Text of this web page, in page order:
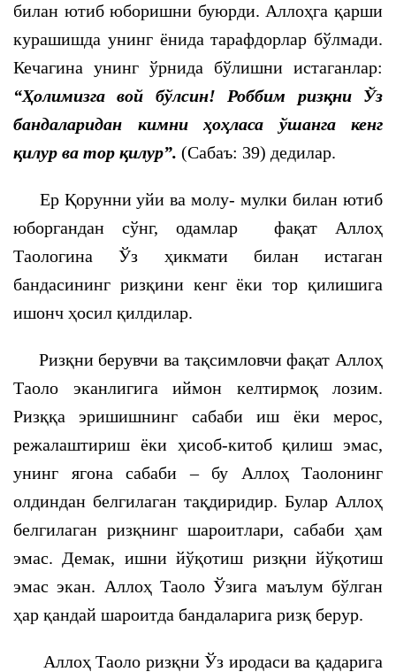
билан ютиб юборишни буюрди. Аллоҳга қарши
курашишда унинг ёнида тарафдорлар бўлмади.
Кечагина унинг ўрнида бўлишни истаганлар:
“Ҳолимизга вой бўлсин! Роббим ризқни Ўз
бандаларидан кимни ҳоҳласа ўшанга кенг
қилур ва тор қилур”. (Сабаъ: 39) дедилар.
Ер Қорунни уйи ва молу- мулки билан ютиб
юборгандан сўнг, одамлар фақат Аллоҳ
Таологина Ўз ҳикмати билан истаган
бандасининг ризқини кенг ёки тор қилишига
ишонч ҳосил қилдилар.
Ризқни берувчи ва тақсимловчи фақат Аллоҳ
Таоло эканлигига иймон келтирмоқ лозим.
Ризққа эришишнинг сабаби иш ёки мерос,
режалаштириш ёки ҳисоб-китоб қилиш эмас,
унинг ягона сабаби – бу Аллоҳ Таолонинг
олдиндан белгилаган тақдиридир. Булар Аллоҳ
белгилаган ризқнинг шароитлари, сабаби ҳам
эмас. Демак, ишни йўқотиш ризқни йўқотиш
эмас экан. Аллоҳ Таоло Ўзига маълум бўлган
ҳар қандай шароитда бандаларига ризқ берур.
Аллоҳ Таоло ризқни Ўз иродаси ва қадарига